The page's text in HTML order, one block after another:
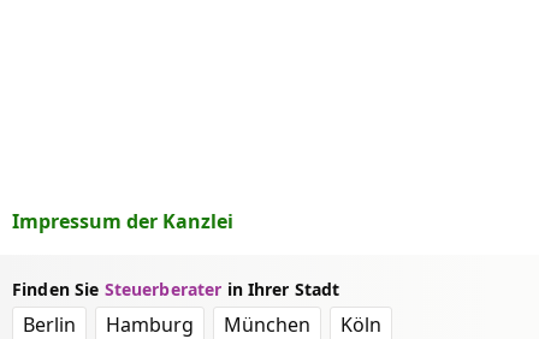
Impressum der Kanzlei
Finden Sie Steuerberater in Ihrer Stadt
Berlin Hamburg München
Köln